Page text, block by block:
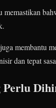
memastikan
membantu
dan tepat
Perlu